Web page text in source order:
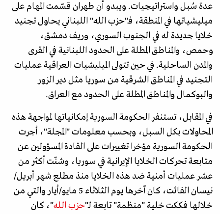
عدة سُبل واستراتيجيات. ويبدو أن طهران قسّمت المهام على
ميليشياتها في المنطقة، فـ"حزب الله" اللبناني يحاول تجنيد
خلايا جديدة له في الجنوب السوري، وريف دمشق،
وحمص، والمناطق المطلة على الحدود اللبنانية في القرى
والمدن الساحلية. في حين تتولى الميليشيات العراقية عمليات
التجنيد في المناطق الشرقية من سوريا مثل دير الزور
والبوكمال والمناطق المطلة على الحدود مع العراق.
في المقابل، تستنفر الحكومة السورية إمكانياتها لمواجهة هذه
المحاولات بكل السبل، وبحسب معلومات "المجلة"، أجرت
الحكومة السورية مؤخرا تغييرات على القادة المسؤولين عن
متابعة تحركات الخلايا الإيرانية في سوريا، وشنّت أكثر من
عشر عمليات أمنية ضد هذه الخلايا منذ مطلع شهر أبريل/
نيسان الفائت، كان آخرها يوم الثلاثاء 5 مايو/أيار والتي من
خلالها فككت خلية "منظمة" تابعة لـ"حزب الله"، كان